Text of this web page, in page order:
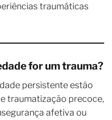
traumáticas
for um trauma?
persistente estão
traumatização precoce,
afetiva ou